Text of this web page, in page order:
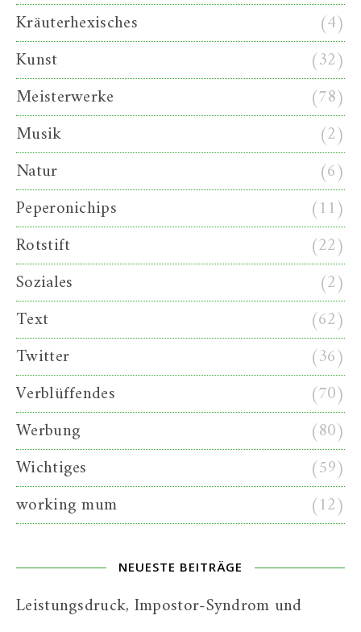
Kräuterhexisches
(4)
Kunst
(32)
Meisterwerke
(78)
Musik
(2)
Natur
(6)
Peperonichips
(11)
Rotstift
(22)
Soziales
(2)
Text
(62)
Twitter
(36)
Verblüffendes
(70)
Werbung
(80)
Wichtiges
(59)
working mum
(12)
NEUESTE BEITRÄGE
Leistungsdruck, Impostor-Syndrom und